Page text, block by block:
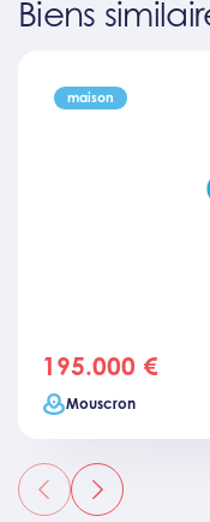
Biens
maison
price
195.000 €
VilleMouscron
précédent
suivant